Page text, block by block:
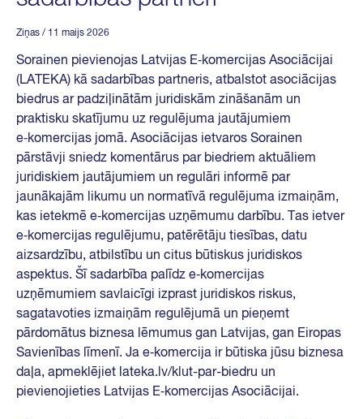
Ziņas / 11 maijs 2026
Sorainen pievienojas Latvijas E‑komercijas Asociācijai
(LATEKA) kā sadarbības partneris, atbalstot asociācijas
biedrus ar padziļinātām juridiskām zināšanām un
praktisku skatījumu uz regulējuma jautājumiem
e‑komercijas jomā. Asociācijas ietvaros Sorainen
pārstāvji sniedz komentārus par biedriem aktuāliem
juridiskiem jautājumiem un regulāri informē par
jaunākajām likumu un normatīvā regulējuma izmaiņām,
kas ietekmē e‑komercijas uzņēmumu darbību. Tas ietver
e‑komercijas regulējumu, patērētāju tiesības, datu
aizsardzību, atbilstību un citus būtiskus juridiskos
aspektus. Šī sadarbība palīdz e‑komercijas
uzņēmumiem savlaicīgi izprast juridiskos riskus,
sagatavoties izmaiņām regulējumā un pieņemt
pārdomātus biznesa lēmumus gan Latvijas, gan Eiropas
Savienības līmenī. Ja e‑komercija ir būtiska jūsu biznesa
daļa, apmeklējiet lateka.lv/klut-par-biedru un
pievienojieties Latvijas E‑komercijas Asociācijai.